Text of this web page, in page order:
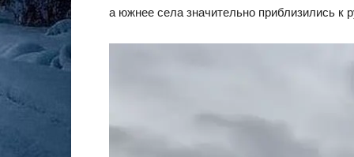
а южнее села значительно приблизились к